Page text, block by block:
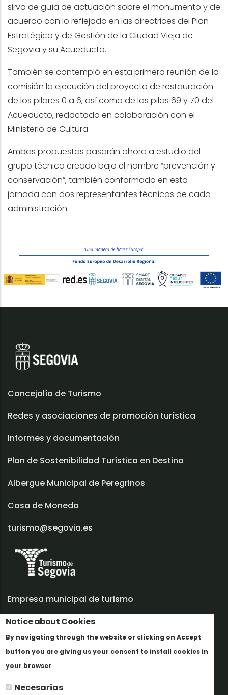
Notice about Cookies
By navigating through the website or clicking on Accept
button you are giving us your consent to install cookies in
your browser
Necesarias
sirva de guía de actuación sobre el monumento y de
acuerdo con lo reflejado en las directrices del Plan
Estratégico y de Gestión de la Ciudad Vieja de
Segovia y su Acueducto.
También se contempló en esta primera reunión de la
comisión la ejecución del proyecto de restauración
de los pilares 0 a 6, así como de las pilas 69 y 70 del
Acueducto, redactado en colaboración con el
Ministerio de Cultura.
Ambas propuestas pasarán ahora a estudio del
grupo técnico creado bajo el nombre “prevención y
conservación”, también conformado en esta
jornada con dos representantes técnicos de cada
administración.
Concejalía de Turismo
Redes y asociaciones de promoción turística
Informes y documentación
Plan de Sostenibilidad Turística en Destino
Albergue Municipal de Peregrinos
Casa de Moneda
turismo@segovia.es
Empresa municipal de turismo
Trabaja con nosotros
Informes y documentación
Perfil del contratante
Oficinas de Turismo